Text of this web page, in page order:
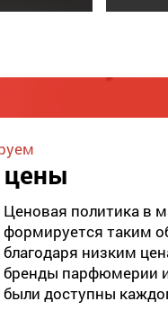
цены
Ценовая политика в
формируется таким
благодаря низким
бренды парфюмерии
были доступны